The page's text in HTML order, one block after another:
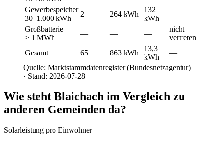
Gewerbespeicher
30–1.000 kWh
2 264 kWh
132
kWh
—
Großbatterie
≥ 1 MWh
— — —
nicht
vertreten
Gesamt
65 863 kWh
13,3
kWh
—
Quelle: Marktstammdatenregister (Bundesnetzagentur)
· Stand: 2026-07-28
Wie steht Blaichach im Vergleich zu
anderen Gemeinden da?
Solarleistung pro Einwohner